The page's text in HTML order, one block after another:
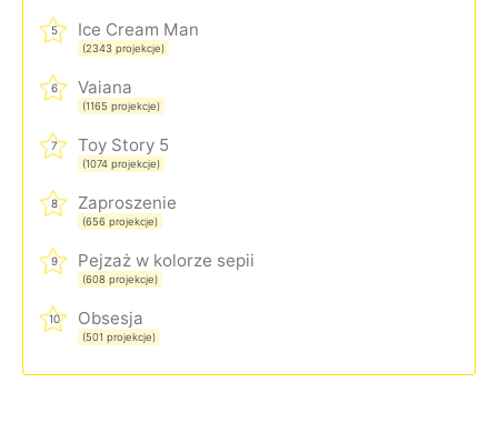
5 Ice Cream Man
(2343 projekcje)
6 Vaiana
(1165 projekcje)
7 Toy Story 5
(1074 projekcje)
8 Zaproszenie
(656 projekcje)
9 Pejzaż w kolorze sepii
(608 projekcje)
10 Obsesja
(501 projekcje)